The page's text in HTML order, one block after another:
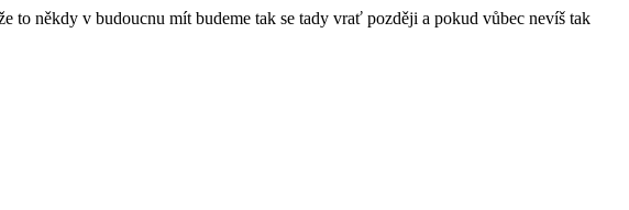
to někdy v budoucnu mít budeme tak se tady vrať později a pokud vůbec nevíš tak